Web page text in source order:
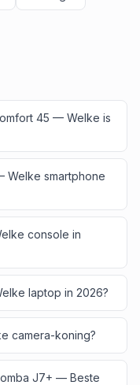
45 — Welke is
Welke smartphone
console in
laptop in 2026?
camera-koning?
J7+ — Beste